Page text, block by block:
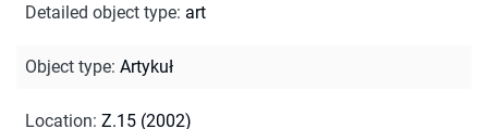
Detailed object type: art
Object type: Artykuł
Location: Z.15 (2002)